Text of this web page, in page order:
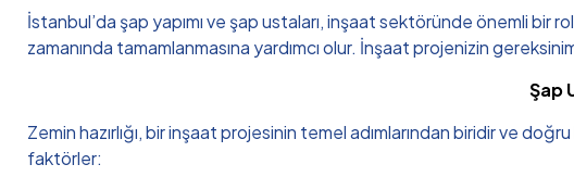
İstanbul’da şap yapımı ve şap ustaları, inşaat sektöründe önemli bir
zamanında tamamlanmasına yardımcı olur. İnşaat projenizin
Şap
Zemin hazırlığı, bir inşaat projesinin temel adımlarından biridir ve
faktörler: